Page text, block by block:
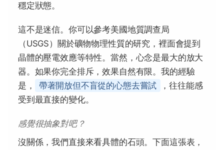
穩定狀態。
這不是迷信。你可以參考美國地質調查局
（USGS）關於礦物物理性質的研究，裡面會提到
晶體的壓電效應等特性。當然，心念是最大的放大
器。如果你完全排斥，效果自然有限。我的經驗
是，
帶著開放但不盲從的心態去嘗試
，往往能感
受到最直接的變化。
感覺很抽象對吧？
沒關係，我們直接來看具體的石頭。下面這張表，